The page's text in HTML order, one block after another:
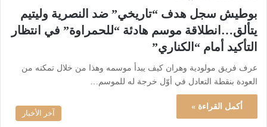
بوطيش سجل هدف “تاريخي” ضد النصرية وليتيم
يتألق…انطلاقة موسم هادئة “للحمراوة” في انتظار
التأكيد أمام “الكناري”
عرف فريق مولودية وهران كيف يبدأ موسمه وهذا من خلال تمكنه من
العودة بنقطة التعادل في أوّل خرجة له للموسم…
أكمل القراءة »
آخر الأخبار